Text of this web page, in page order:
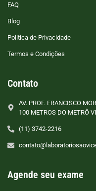
FAQ
Blog
Politica de Privacidade
Termos e Condições
Contato
AV. PROF. FRANCISCO
100 METROS DO METRÔ
(11) 3742-2216
Agende seu exame